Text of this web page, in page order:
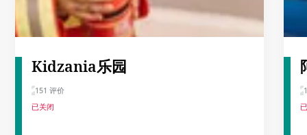
Kidzania乐园
151 评价
已关闭